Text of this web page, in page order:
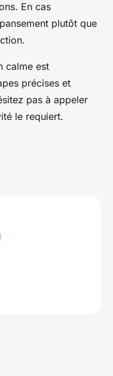
En cas
plutôt que
calme est
précises et
pas à appeler
le requiert.